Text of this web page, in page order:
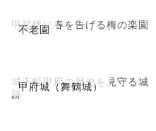
不老園
甲斐路に春を告げる梅の楽園
甲府城（舞鶴城）
城下町甲府の歴史を見守る城
跡